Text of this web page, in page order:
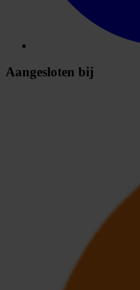
Aangesloten bij